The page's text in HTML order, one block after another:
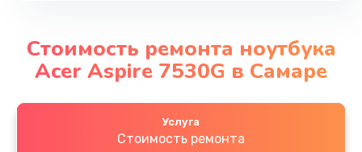
Стоимость ремонта ноутбука
Acer Aspire 7530G в Самаре
Услуга
Стоимость ремонта